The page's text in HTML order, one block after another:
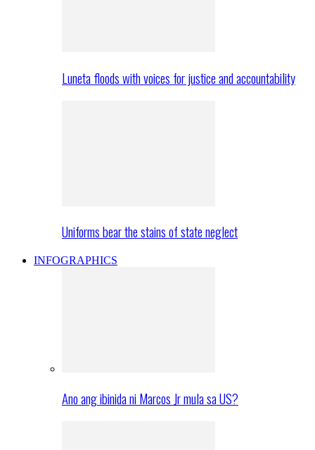
Luneta floods with voices for justice and accountability
Uniforms bear the stains of state neglect
INFOGRAPHICS
Ano ang ibinida ni Marcos Jr mula sa US?